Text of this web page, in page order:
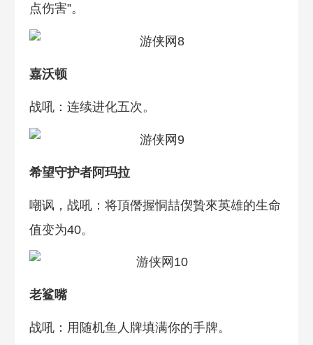
点伤害”。
嘉沃顿
战吼：连续进化五次。
希望守护者阿玛拉
嘲讽，战吼：将頂僭握恫喆偰贄來英雄的生命
值变为40。
老鲨嘴
战吼：用随机鱼人牌填满你的手牌。